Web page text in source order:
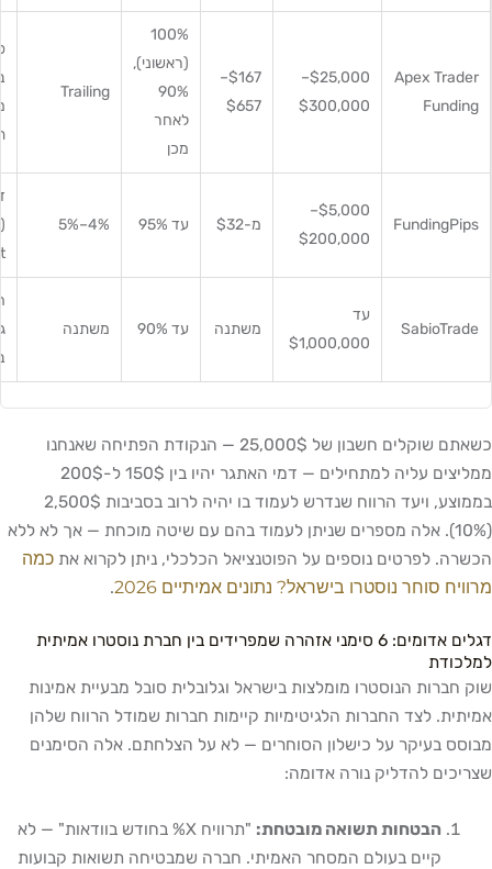
Apex Trader
Funding
$25,000–
$300,000
$167–
$657
100%
(ראשוני),
90%
לאחר
מכן
Trailing
FundingPips
$5,000–
$200,000
מ-$32 עד 95% 4%–5%
SabioTrade
עד
$1,000,000
משתנה עד 90% משתנה
כשאתם שוקלים חשבון של 25,000$ — הנקודת הפתיחה שאנחנו
ממליצים עליה למתחילים — דמי האתגר יהיו בין 150$ ל-200$
בממוצע, ויעד הרווח שנדרש לעמוד בו יהיה לרוב בסביבות 2,500$
(10%). אלה מספרים שניתן לעמוד בהם עם שיטה מוכחת — אך לא ללא
הכשרה. לפרטים נוספים על הפוטנציאל הכלכלי, ניתן לקרוא את כמה
מרוויח סוחר נוסטרו בישראל? נתונים אמיתיים 2026
.
דגלים אדומים: 6 סימני אזהרה שמפרידים בין חברת נוסטרו אמיתית
למלכודת
שוק חברות הנוסטרו מומלצות בישראל וגלובלית סובל מבעיית אמינות
אמיתית. לצד החברות הלגיטימיות קיימות חברות שמודל הרווח שלהן
מבוסס בעיקר על כישלון הסוחרים — לא על הצלחתם. אלה הסימנים
שצריכים להדליק נורה אדומה:
הבטחות תשואה מובטחת:
"תרוויח X% בחודש בוודאות" — לא
קיים בעולם המסחר האמיתי. חברה שמבטיחה תשואות קבועות